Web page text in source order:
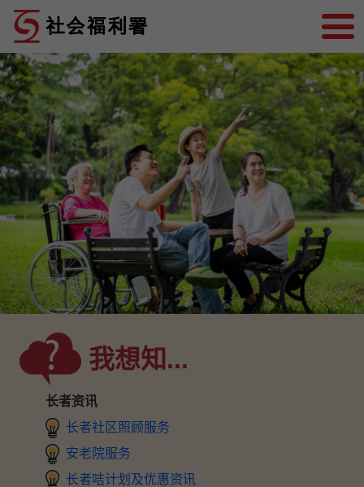
跳到内容
社会福利署
我想知...
长者资讯
长者社区照顾服务
安老院服务
长者咭计划及优惠资讯